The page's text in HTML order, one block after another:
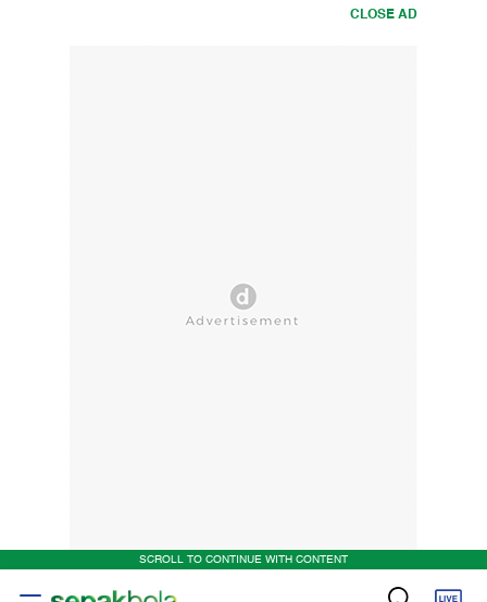
CLOSE AD
SCROLL TO CONTINUE WITH CONTENT